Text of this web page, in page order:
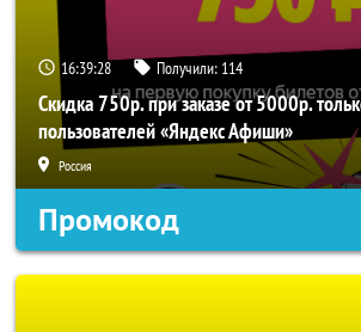
16:39:28 Получили: 114
Скидка 750р. при заказе от 5000р.
пользователей «Яндекс Афиши»
Россия
Промокод